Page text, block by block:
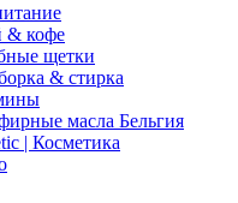
& кофе
щетки
& стирка
масла Бельгия
| Косметика